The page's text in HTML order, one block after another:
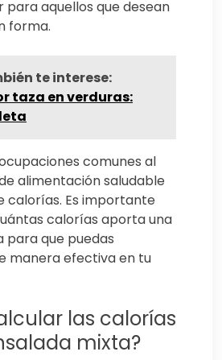
aquellos que desean
forma.
te interese:
taza en verduras:
comunes al
alimentación saludable
calorías. Es importante
calorías aporta una
para que puedas
manera efectiva en tu
las calorías
mixta?